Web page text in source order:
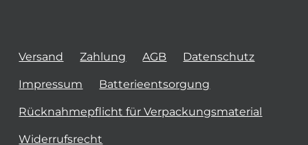
Versand Zahlung AGB Datenschutz
Impressum Batterieentsorgung
Rücknahmepflicht für Verpackungsmaterial
Widerrufsrecht